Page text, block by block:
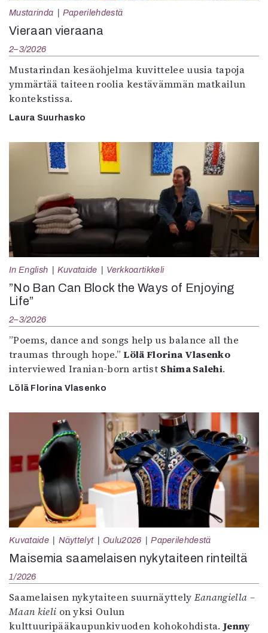
Mustarinda Paperilehdestä
Vieraan vieraana
2–3/2026
Mustarindan kesäohjelma kuvittelee uusia tapoja
ymmärtää taiteen roolia kestävämmän matkailun
kontekstissa.
Laura Suurhasko
In English Kuvataide Verkkoartikkeli
”No Ban Can Block the Ways of Enjoying
Life”
2–3/2026
”Poems, dance and songs help us balance all the
traumas through hope.”Lölä Florina Vlasenko
interviewed Iranian-born artist Shima Salehi.
Lölä Florina Vlasenko
Kuvataide Näyttelyt Oulu2026 Paperilehdestä
Maisemia saamelaisen nykytaiteen rinteiltä
1/2026
Saamelaisen nykytaiteen suurnäyttely Eanangiella –
Maan kieli on yksi Oulun
kulttuuripääkaupunkivuoden kohokohdista.Jenny